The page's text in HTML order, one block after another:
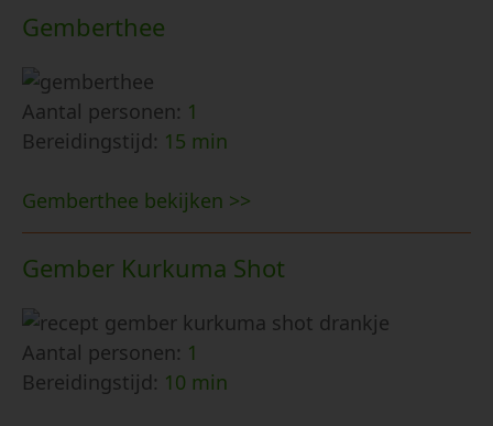
Gemberthee
Aantal personen: 1
Bereidingstijd: 15 min
Gemberthee bekijken >>
Gember Kurkuma Shot
Aantal personen: 1
Bereidingstijd: 10 min